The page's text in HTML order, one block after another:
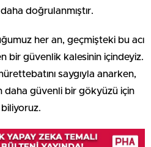
doğrulanmıştır.
her an, geçmişteki bu acı
bir güvenlik kalesinin içindeyiz.
saygıyla anarken,
daha güvenli bir gökyüzü için
biliyoruz.